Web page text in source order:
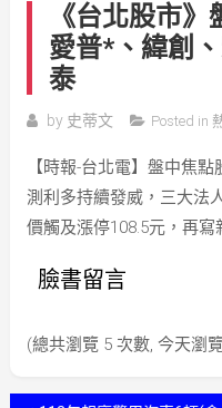
《台北股市
愛普*、緯創
泰
by 史蒂文 Posted in
【時報-台北電】盤中焦
測利多持續發威，三大法
價觸及漲停108.5元，再寫
臉書留言
(總共瀏覽 5 次數, 今天瀏